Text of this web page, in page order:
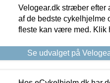
Velogear.dk stræber efter
af de bedste cykelhjelme
fleste kan være med. Klik
Se udvalget på